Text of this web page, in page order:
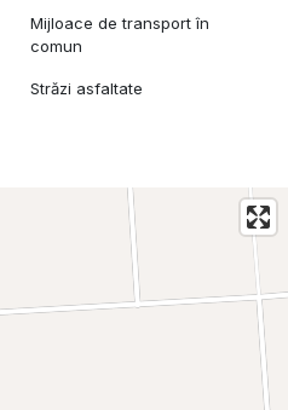
Mijloace de transport în
comun
Străzi asfaltate